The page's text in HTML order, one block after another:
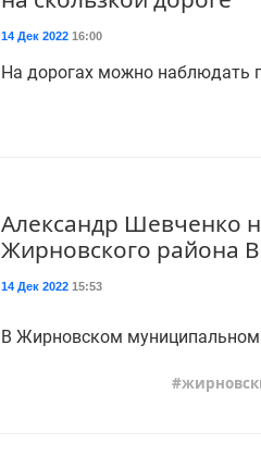
14 Дек 2022 16:00
На дорогах можно наблюдать
Александр Шевченко
Жирновского района
14 Дек 2022 15:53
В Жирновском муниципальном